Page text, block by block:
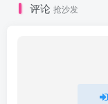
评论 抢沙发